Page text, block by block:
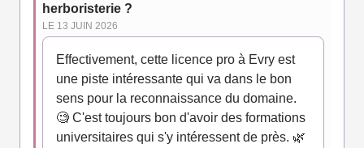
herboristerie ?
LE 13 JUIN 2026
Effectivement, cette licence pro à Evry est
une piste intéressante qui va dans le bon
sens pour la reconnaissance du domaine.
🧐 C'est toujours bon d'avoir des formations
universitaires qui s'y intéressent de près. 🌿